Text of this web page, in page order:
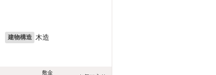
建物構造 木造
敷金